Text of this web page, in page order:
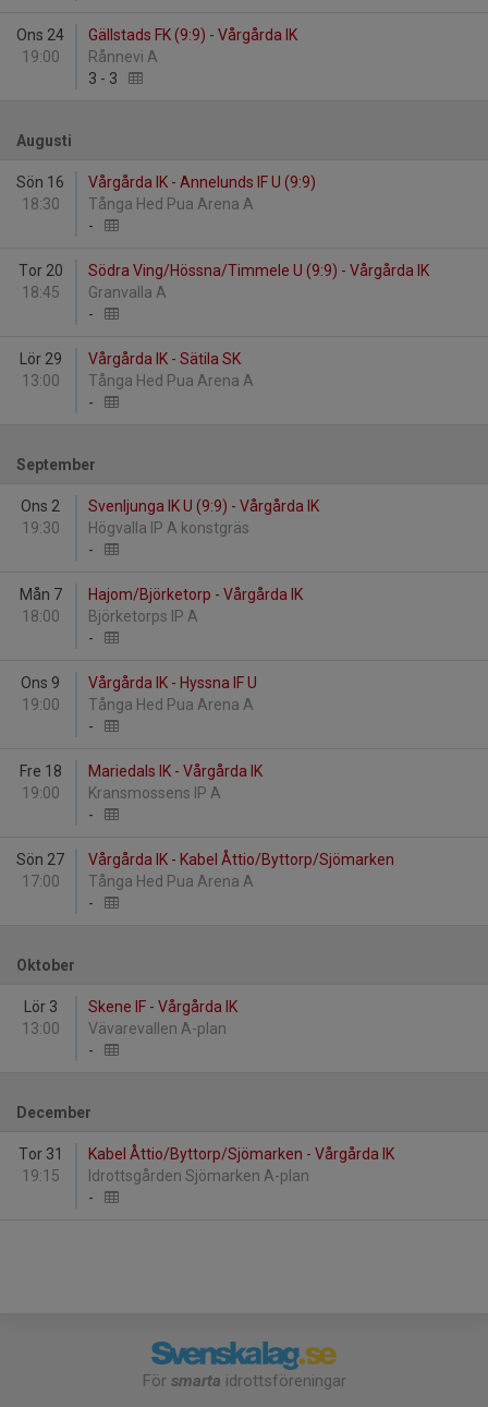
Ons 24
19:00
Gällstads FK (9:9) - Vårgårda IK
Rånnevi A
3 - 3
Augusti
Sön 16
18:30
Vårgårda IK - Annelunds IF U (9:9)
Tånga Hed Pua Arena A
-
Tor 20
18:45
Södra Ving/Hössna/Timmele U (9:9) - Vårgårda IK
Granvalla A
-
Lör 29
13:00
Vårgårda IK - Sätila SK
Tånga Hed Pua Arena A
-
September
Ons 2
19:30
Svenljunga IK U (9:9) - Vårgårda IK
Högvalla IP A konstgräs
-
Mån 7
18:00
Hajom/Björketorp - Vårgårda IK
Björketorps IP A
-
Ons 9
19:00
Vårgårda IK - Hyssna IF U
Tånga Hed Pua Arena A
-
Fre 18
19:00
Mariedals IK - Vårgårda IK
Kransmossens IP A
-
Sön 27
17:00
Vårgårda IK - Kabel Åttio/Byttorp/Sjömarken
Tånga Hed Pua Arena A
-
Oktober
Lör 3
13:00
Skene IF - Vårgårda IK
Vävarevallen A-plan
-
December
Tor 31
19:15
Kabel Åttio/Byttorp/Sjömarken - Vårgårda IK
Idrottsgården Sjömarken A-plan
-
För smarta idrottsföreningar